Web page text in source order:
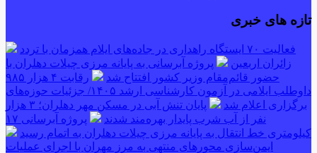
تازه های خبری
فعالیت ۷۰ ایستگاه راهداری در جاده‌های ایلام همزمان با تردد
زائران اربعین
پروژه آبرسانی به پایانه مرزی چیلات دهلران با
حضور قائم‌مقام وزیر کشور افتتاح شد
رقابت ۴ هزار ۹۸۵
داوطلب ایلامی در آزمون کارشناسی ارشد ۱۴۰۵/ جزئیات حوزه‌های
برگزاری اعلام شد
پایان تنش آبی در مسکن مهر دهلران؛ ۳ هزار
نفر از آب شرب پایدار بهره‌مند شدند
پروژه آبرسانی ۱۷
کیلومتری خط انتقال به پایانه مرزی چیلات دهلران به اتمام رسید
ایمن‌سازی محورهای منتهی به مرز مهران با اجرای عملیات